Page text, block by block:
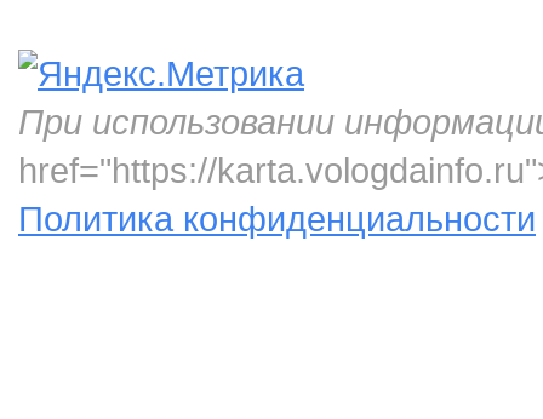
При использовании
href="https://
Политика конфиденциальности